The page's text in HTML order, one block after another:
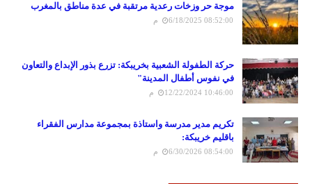
موجة حر وزخات رعدية مرتقبة في عدة مناطق بالمغرب
6/18/2025 08:52:00 م
حركة الطفولة الشعبية بخريبكة: تزرع بذور الإبداع والتعاون
في نفوس أطفال المدينة"
12/22/2024 10:46:00 م
تكريم مدير مدرسة واستاذة بمجموعة مدارس الفقراء
باقليم خريبكة:
6/30/2026 08:54:00 م